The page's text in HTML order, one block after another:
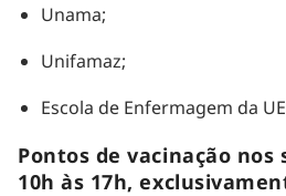
Unama;
Unifamaz;
Escola de Enfermagem da
Pontos de vacinação nos
10h às 17h,